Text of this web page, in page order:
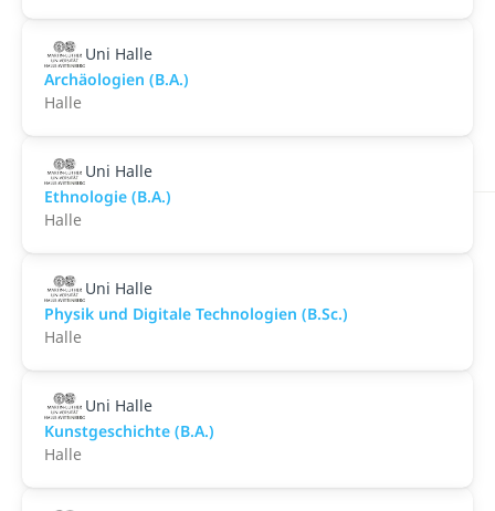
Uni Halle
Archäologien (B.A.)
Halle
Uni Halle
Ethnologie (B.A.)
Halle
Uni Halle
Physik und Digitale Technologien (B.Sc.)
Halle
Uni Halle
Kunstgeschichte (B.A.)
Halle